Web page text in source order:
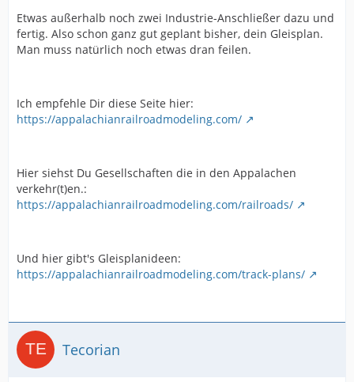
Etwas außerhalb noch zwei Industrie-Anschließer dazu und
fertig. Also schon ganz gut geplant bisher, dein Gleisplan.
Man muss natürlich noch etwas dran feilen.
Ich empfehle Dir diese Seite hier:
https://appalachianrailroadmodeling.com/
Hier siehst Du Gesellschaften die in den Appalachen
verkehr(t)en.:
https://appalachianrailroadmodeling.com/railroads/
Und hier gibt's Gleisplanideen:
https://appalachianrailroadmodeling.com/track-plans/
Tecorian